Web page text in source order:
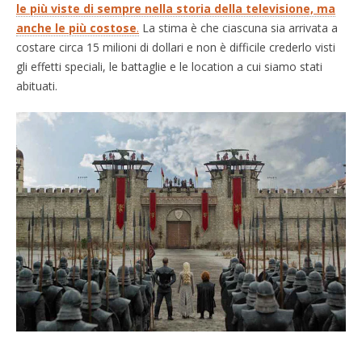
le più viste di sempre nella storia della televisione, ma
anche le più costose. La stima è che ciascuna sia arrivata a
costare circa 15 milioni di dollari e non è difficile crederlo visti
gli effetti speciali, le battaglie e le location a cui siamo stati
abituati.